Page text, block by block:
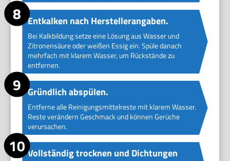
Entkalken nach Herstellerangaben.
Bei Kalkbildung setze eine Lösung aus Wasser und
Zitronensäure oder weißen Essig ein. Spüle danach
mehrfach mit klarem Wasser, um Rückstände zu
entfernen.
Gründlich abspülen.
Entferne alle Reinigungsmittelreste mit klarem Wasser.
Reste verändern Geschmack und können Gerüche
verursachen.
Vollständig trocknen und Dichtungen